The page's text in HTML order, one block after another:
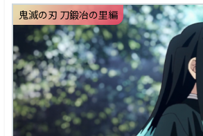
鬼滅の刃 刀鍛冶の里編